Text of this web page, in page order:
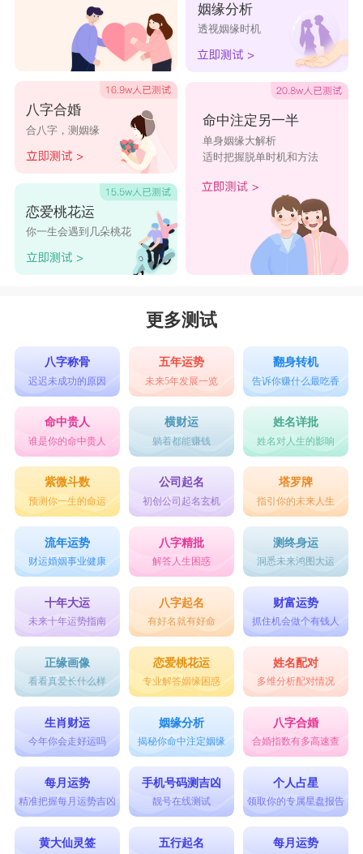
八字合婚
合八字，测姻缘
恋爱桃花运
你一生会遇到几朵桃花
姻缘分析
透视姻缘时机
命中注定另一半
单身姻缘大解析
适时把握脱单时机和方法
更多测试
八字称骨
迟迟未成功的原因
五年运势
未来5年发展一览
翻身转机
告诉你赚什么最吃香
命中贵人
谁是你的命中贵人
横财运
躺着都能赚钱
姓名详批
姓名对人生的影响
紫微斗数
预测你一生的命运
公司起名
初创公司起名玄机
塔罗牌
指引你的未来人生
流年运势
财运婚姻事业健康
八字精批
解答人生困惑
测终身运
洞悉未来鸿图大运
十年大运
未来十年运势指南
八字起名
有好名就有好命
财富运势
抓住机会做个有钱人
正缘画像
看看真爱长什么样
恋爱桃花运
专业解答姻缘困惑
姓名配对
多维分析配对情况
生肖财运
今年你会走好运吗
姻缘分析
揭秘你命中注定姻缘
八字合婚
合婚指数有多高速查
每月运势
精准把握每月运势吉凶
手机号码测吉凶
靓号在线测试
个人占星
领取你的专属星盘报告
黄大仙灵签 五行起名 每月运势